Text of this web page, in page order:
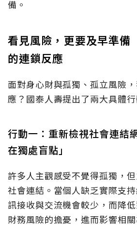
備。
看見風險，更要及早準
的連鎖反應
面對身心財與孤獨、孤立風險
應？國泰人壽提出了兩大具體行
行動一：重新檢視社會連結
在獨處盲點」
許多人主觀感受不覺得孤獨，
社會連結。當個人缺乏實際支
訊接收與交流機會較少，而降
財務風險的擔憂，進而影響相